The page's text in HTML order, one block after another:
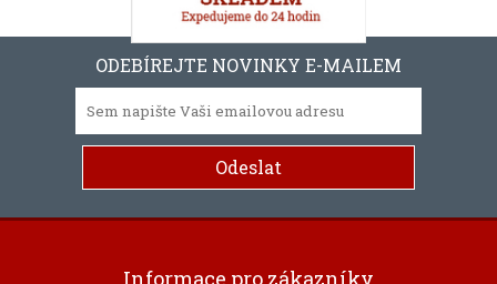
ODEBÍREJTE NOVINKY E-MAILEM
Informace pro zákazníky